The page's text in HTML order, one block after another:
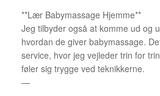
**Lær Babymassage Hjemme**
Jeg tilbyder også at komme ud og
hvordan de giver babymassage.
service, hvor jeg vejleder trin for
føler sig trygge ved teknikkerne.
—